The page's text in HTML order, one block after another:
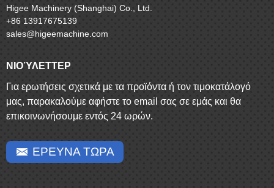
Higee Machinery (Shanghai) Co., Ltd.
+86 13917675139
sales@higeemachine.com
ΝΙΟΎΛΕΤΤΕΡ
Για ερωτήσεις σχετικά με τα προϊόντα ή τον τιμοκατάλογό
μας, παρακαλούμε αφήστε το email σας σε εμάς και θα
επικοινωνήσουμε εντός 24 ωρών.
ΕΡΕΥΝΑ ΤΩΡΑ